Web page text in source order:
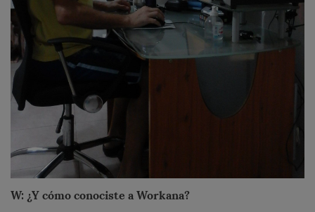
W: ¿Y cómo conociste a Workana?